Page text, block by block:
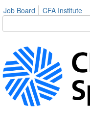
Job Board CFA Institute